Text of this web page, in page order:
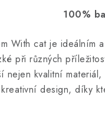
100%
With cat je ideálním
při různých
kvalitní materiál,
design, díky